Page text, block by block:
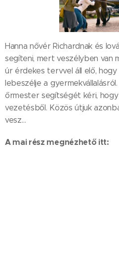
Hanna nővér Richardnak és
segíteni, mert veszélyben van
úr érdekes tervvel áll elő,
lebeszélje a
őrmester segítségét kéri,
vezetésből. Közös útjuk
vesz…
A mai rész megnézhető itt: